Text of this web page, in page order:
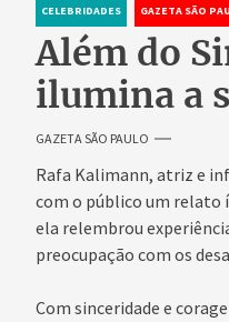
CELEBRIDADES GAZETA SÃO
Além do
ilumina a
GAZETA SÃO PAULO
Rafa Kalimann, atriz e
com o público um relato
ela relembrou
preocupação com os
Com sinceridade e